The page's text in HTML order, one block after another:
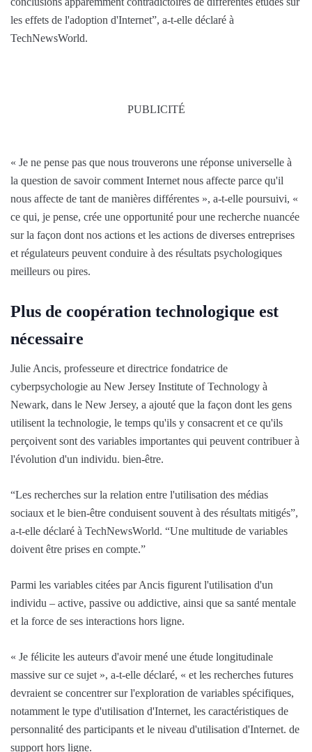
les effets de l'adoption d'Internet”, a-t-elle déclaré à
TechNewsWorld.
PUBLICITÉ
« Je ne pense pas que nous trouverons une réponse universelle à
la question de savoir comment Internet nous affecte parce qu'il
nous affecte de tant de manières différentes », a-t-elle poursuivi, «
ce qui, je pense, crée une opportunité pour une recherche nuancée
sur la façon dont nos actions et les actions de diverses entreprises
et régulateurs peuvent conduire à des résultats psychologiques
meilleurs ou pires.
Plus de coopération technologique est
nécessaire
Julie Ancis, professeure et directrice fondatrice de
cyberpsychologie au New Jersey Institute of Technology à
Newark, dans le New Jersey, a ajouté que la façon dont les gens
utilisent la technologie, le temps qu'ils y consacrent et ce qu'ils
perçoivent sont des variables importantes qui peuvent contribuer à
l'évolution d'un individu. bien-être.
“Les recherches sur la relation entre l'utilisation des médias
sociaux et le bien-être conduisent souvent à des résultats mitigés”,
a-t-elle déclaré à TechNewsWorld. “Une multitude de variables
doivent être prises en compte.”
Parmi les variables citées par Ancis figurent l'utilisation d'un
individu – active, passive ou addictive, ainsi que sa santé mentale
et la force de ses interactions hors ligne.
« Je félicite les auteurs d'avoir mené une étude longitudinale
massive sur ce sujet », a-t-elle déclaré, « et les recherches futures
devraient se concentrer sur l'exploration de variables spécifiques,
notamment le type d'utilisation d'Internet, les caractéristiques de
personnalité des participants et le niveau d'utilisation d'Internet. de
support hors ligne.